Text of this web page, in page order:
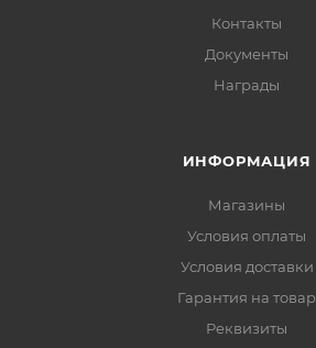
Контакты
Документы
Награды
ИНФОРМАЦИЯ
Магазины
Условия оплаты
Условия доставки
Гарантия на товар
Реквизиты